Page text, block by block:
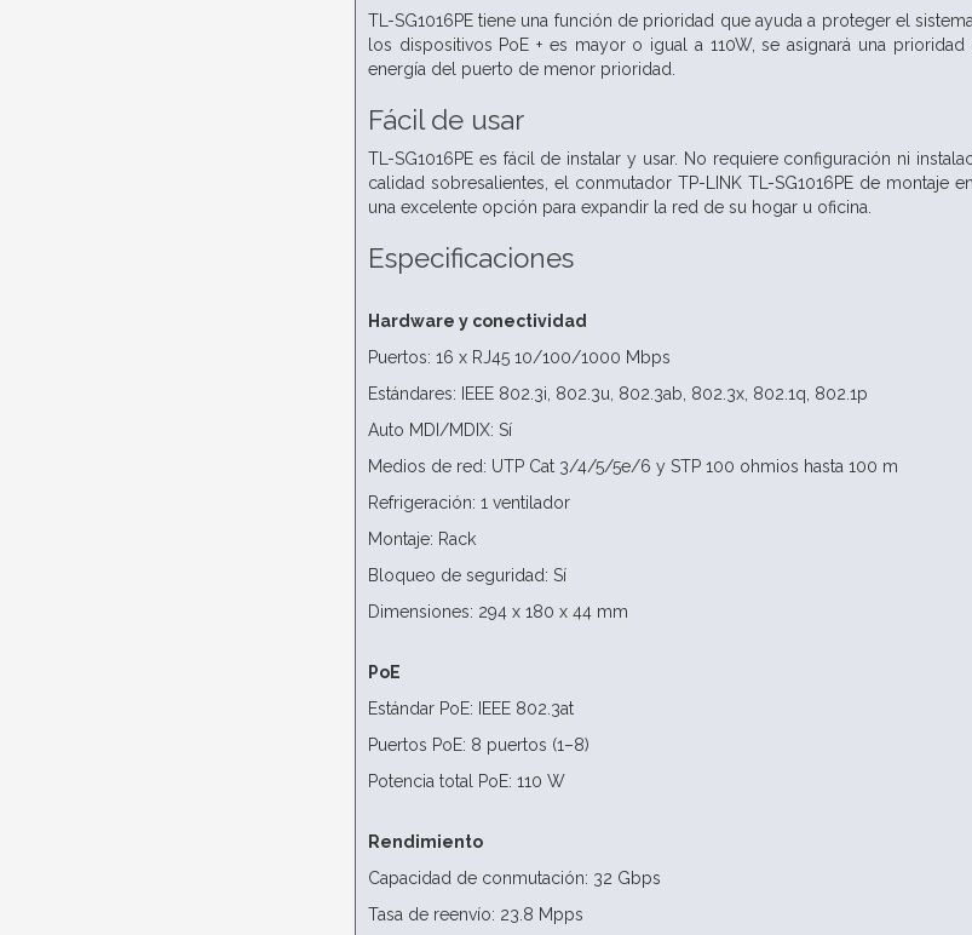
TL-SG1016PE tiene una función de prioridad que ayuda a proteger el
los dispositivos PoE + es mayor o igual a 110W, se asignará una
energía del puerto de menor prioridad.
Fácil de usar
TL-SG1016PE es fácil de instalar y usar. No requiere configuración ni
calidad sobresalientes, el conmutador TP-LINK TL-SG1016PE de
una excelente opción para expandir la red de su hogar u oficina.
Especificaciones
Hardware y conectividad
Puertos: 16 x RJ45 10/100/1000 Mbps
Estándares: IEEE 802.3i, 802.3u, 802.3ab, 802.3x, 802.1q, 802.1p
Auto MDI/MDIX: Sí
Medios de red: UTP Cat 3/4/5/5e/6 y STP 100 ohmios hasta 100 m
Refrigeración: 1 ventilador
Montaje: Rack
Bloqueo de seguridad: Sí
Dimensiones: 294 x 180 x 44 mm
PoE
Estándar PoE: IEEE 802.3at
Puertos PoE: 8 puertos (1–8)
Potencia total PoE: 110 W
Rendimiento
Capacidad de conmutación: 32 Gbps
Tasa de reenvío: 23.8 Mpps